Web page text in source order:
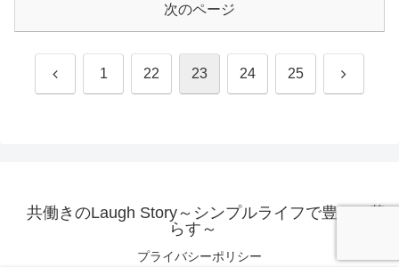
次のページ
前 1 22 23 24 25 次
共働きのLaugh Story～シンプルライフで豊かに暮
らす～
プライバシーポリシー